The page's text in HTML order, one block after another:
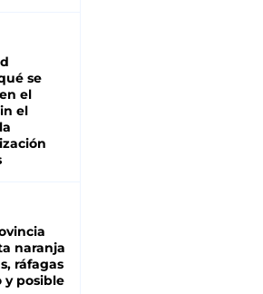
se
el
el
naranja
ráfagas
y posible